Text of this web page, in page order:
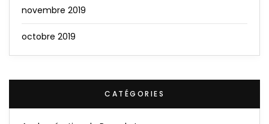
novembre 2019
octobre 2019
CATÉGORIES